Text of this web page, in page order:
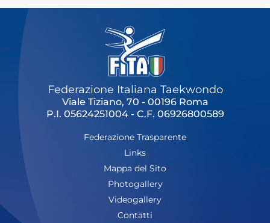
Federazione Italiana Taekwondo
Viale Tiziano, 70 - 00196 Roma
P.I. 05624251004 - C.F. 06926800589
Federazione Trasparente
Links
Mappa del Sito
Photogallery
Videogallery
Contatti